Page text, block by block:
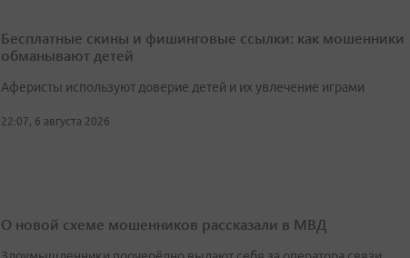
Бесплатные скины и фишинговые ссылки: как мошенники
обманывают детей
Аферисты используют доверие детей и их увлечение играми
22:07, 6 августа 2026
О новой схеме мошенников рассказали в МВД